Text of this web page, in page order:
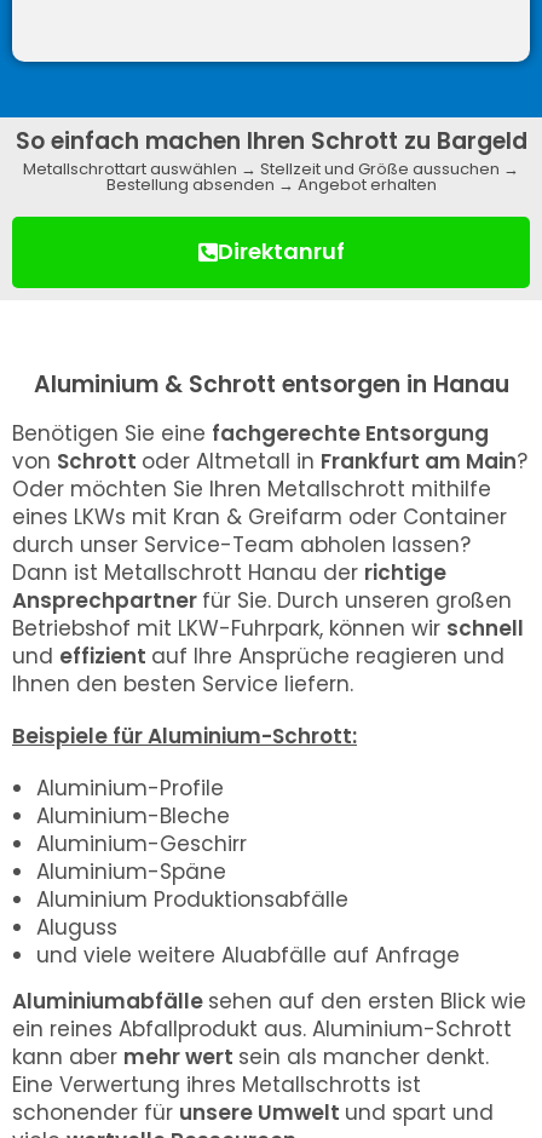
So einfach machen Ihren Schrott zu Bargeld
Metallschrottart auswählen → Stellzeit und Größe aussuchen →
Bestellung absenden → Angebot erhalten
Direktanruf
Aluminium & Schrott entsorgen in Hanau
Benötigen Sie eine fachgerechte Entsorgung
von Schrott oder Altmetall in Frankfurt am Main?
Oder möchten Sie Ihren Metallschrott mithilfe
eines LKWs mit Kran & Greifarm oder Container
durch unser Service-Team abholen lassen?
Dann ist Metallschrott Hanau der richtige
Ansprechpartner für Sie. Durch unseren großen
Betriebshof mit LKW-Fuhrpark, können wir schnell
und effizient auf Ihre Ansprüche reagieren und
Ihnen den besten Service liefern.
Beispiele für Aluminium-Schrott:
Aluminium-Profile
Aluminium-Bleche
Aluminium-Geschirr
Aluminium-Späne
Aluminium Produktionsabfälle
Aluguss
und viele weitere Aluabfälle auf Anfrage
Aluminiumabfälle sehen auf den ersten Blick wie
ein reines Abfallprodukt aus. Aluminium-Schrott
kann aber mehr wert sein als mancher denkt.
Eine Verwertung ihres Metallschrotts ist
schonender für unsere Umwelt und spart und